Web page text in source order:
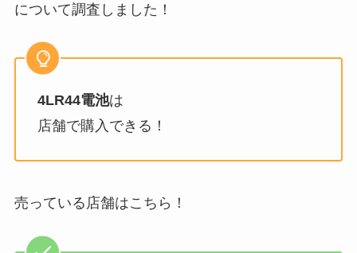
について調査しました！
4LR44電池は
店舗で購入できる！
売っている店舗はこちら！